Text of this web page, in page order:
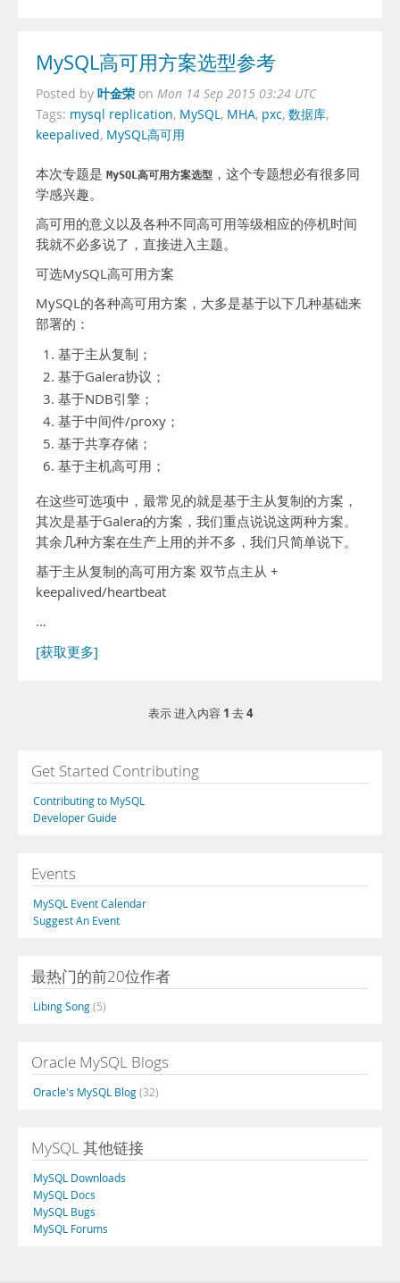
MySQL高可用方案选型参考
Posted by 叶金荣 on Mon 14 Sep 2015 03:24 UTC
Tags: mysql replication, MySQL, MHA, pxc, 数据库,
keepalived, MySQL高可用
本次专题是 MySQL高可用方案选型 ，这个专题想必有很多同
学感兴趣。
高可用的意义以及各种不同高可用等级相应的停机时间
我就不必多说了，直接进入主题。
可选MySQL高可用方案
MySQL的各种高可用方案，大多是基于以下几种基础来
部署的：
基于主从复制；
基于Galera协议；
基于NDB引擎；
基于中间件/proxy；
基于共享存储；
基于主机高可用；
在这些可选项中，最常见的就是基于主从复制的方案，
其次是基于Galera的方案，我们重点说说这两种方案。
其余几种方案在生产上用的并不多，我们只简单说下。
基于主从复制的高可用方案 双节点主从 +
keepalived/heartbeat
…
[获取更多]
表示 进入内容 1 去4
Get Started Contributing
Contributing to MySQL
Developer Guide
Events
MySQL Event Calendar
Suggest An Event
最热门的前20位作者
Libing Song(5)
Oracle MySQL Blogs
Oracle's MySQL Blog(32)
MySQL 其他链接
MySQL Downloads
MySQL Docs
MySQL Bugs
MySQL Forums